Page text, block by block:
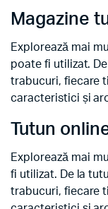
Magazine
Explorează mai
poate fi utilizat.
trabucuri, fiecare
caracteristici și
Tutun
Explorează mai
fi utilizat. De la
trabucuri, fiecare